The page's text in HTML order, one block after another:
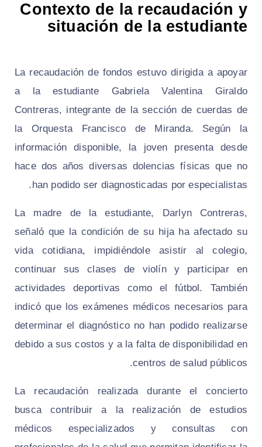
Contexto de la recaudación y
situación de la estudiante
La recaudación de fondos estuvo dirigida a apoyar
a la estudiante Gabriela Valentina Giraldo
Contreras, integrante de la sección de cuerdas de
la Orquesta Francisco de Miranda. Según la
información disponible, la joven presenta desde
hace dos años diversas dolencias físicas que no
han podido ser diagnosticadas por especialistas.
La madre de la estudiante, Darlyn Contreras,
señaló que la condición de su hija ha afectado su
vida cotidiana, impidiéndole asistir al colegio,
continuar sus clases de violín y participar en
actividades deportivas como el fútbol. También
indicó que los exámenes médicos necesarios para
determinar el diagnóstico no han podido realizarse
debido a sus costos y a la falta de disponibilidad en
centros de salud públicos.
La recaudación realizada durante el concierto
busca contribuir a la realización de estudios
médicos especializados y consultas con